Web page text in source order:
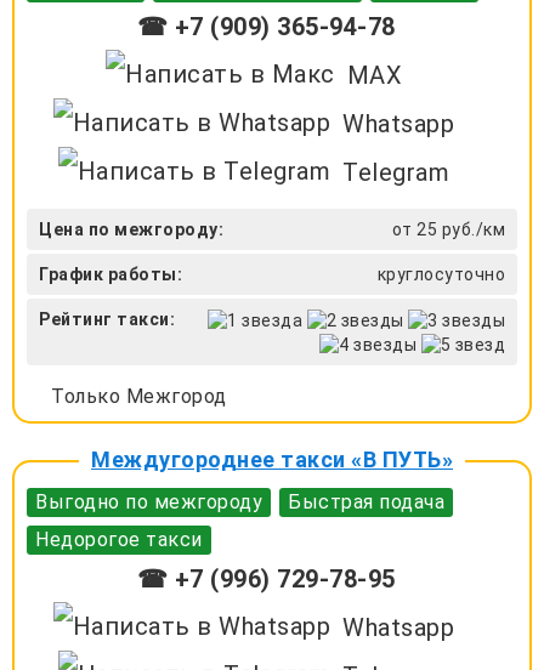
☎ +7 (909) 365-94-78
MAX
Whatsapp
Telegram
Цена по межгороду: от 25 руб./км
График работы: круглосуточно
Рейтинг такси:
Только Межгород
Междугороднее такси «В ПУТЬ»
Выгодно по межгороду
Быстрая подача
Недорогое такси
☎ +7 (996) 729-78-95
Whatsapp